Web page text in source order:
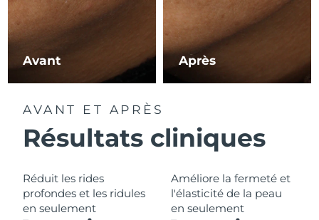
Avant Après
AVANT ET APRÈS
Résultats cliniques
Réduit les rides
profondes et les ridules
en seulement
Améliore la fermeté et
l'élasticité de la peau
en seulement
Philippines Livraison estimée14/08/2026
Pologne Livraison estimée
Porto Rico Livraison estimée
La Réunion Livraison estimée 16/08/2026